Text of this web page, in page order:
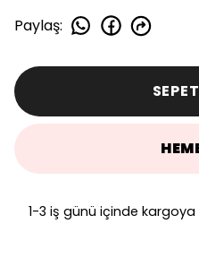
Paylaş:
1-3 iş günü içinde kargoya